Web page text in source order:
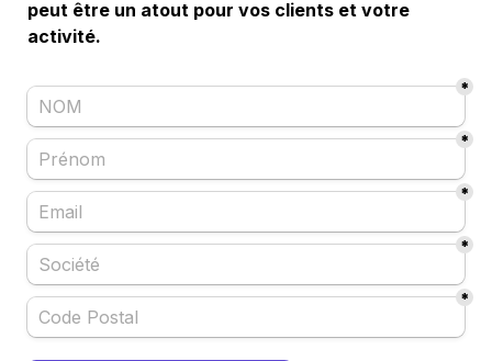
peut être un atout pour vos clients et votre
activité.
*
*
*
*
*